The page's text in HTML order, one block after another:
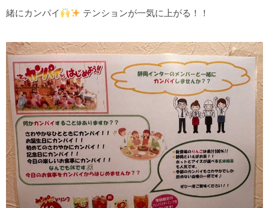
緒にカンパイ
テンションが一気に上がる！！